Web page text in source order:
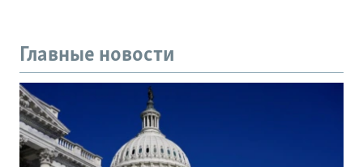
Главные новости